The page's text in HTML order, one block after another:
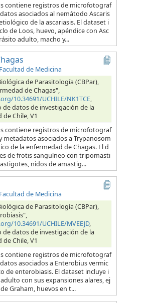
contiene registros de microfotograf
asociados al nemátodo Ascaris
de la ascariasis. El dataset i
de Loos, huevo, apéndice con Asc
adulto, macho y...
Facultad de Medicina
de Parasitología (CBPar),
de Chagas",
10.34691/UCHILE/NK1TCE,
de datos de investigación de la
de Chile, V1
contiene registros de microfotograf
metadatos asociados a Trypanosom
de la enfermedad de Chagas. El d
de frotis sanguíneo con tripomasti
nidos de amastig...
Facultad de Medicina
de Parasitología (CBPar),
10.34691/UCHILE/MVEEJD,
de datos de investigación de la
de Chile, V1
contiene registros de microfotograf
asociados a Enterobius vermic
de enterobiasis. El dataset incluye i
con sus expansiones alares, ej
Graham, huevos en t...